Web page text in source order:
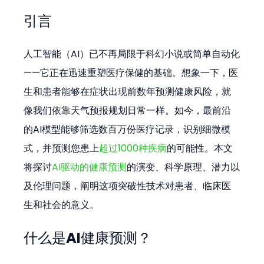
引言
人工智能（AI）已不再局限于科幻小说或简单自动化
——它正在迅速重塑医疗保健的基础。想象一下，医
生和患者能够在症状出现前数年预测健康风险，就
像我们依靠天气预报规划日常一样。如今，最前沿
的AI模型能够筛选数百万份医疗记录，识别细微模
式，并预测您患上超过1000种疾病的可能性。本文
将探讨AI驱动的健康预测的演变、科学原理、潜力以
及伦理问题，阐明这项突破性技术对患者、临床医
生和社会的意义。
什么是AI健康预测？